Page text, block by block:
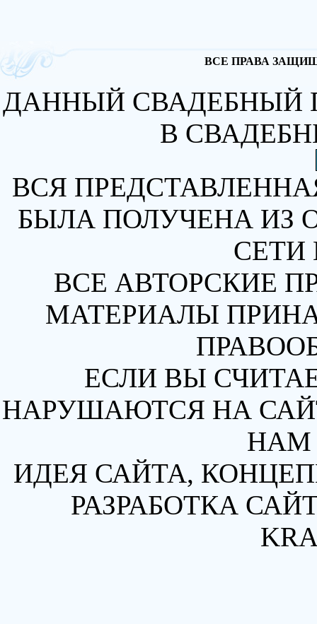
ВСЕ ПРАВА
ДАННЫЙ СВАДЕБНЫЙ
В
ВСЯ
БЫЛА ПОЛУЧЕНА ИЗ
СЕТИ
ВСЕ АВТОРСКИЕ
МАТЕРИАЛЫ
ЕСЛИ ВЫ
НАРУШАЮТСЯ НА
НАМ
ИДЕЯ САЙТА,
РАЗРАБОТКА